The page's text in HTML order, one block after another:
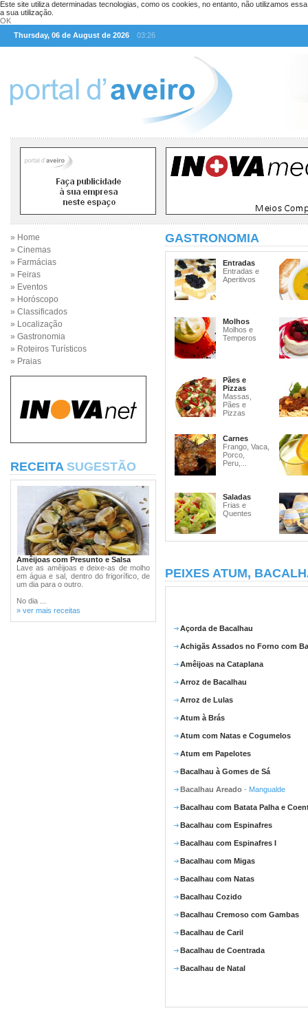
Este site utiliza determinadas tecnologias, como os cookies, no entanto, não utilizamos
a sua utilização.
OK
Thursday, 06 de August de 2026
03:26
» Home
» Cinemas
» Farmácias
» Feiras
» Eventos
» Horóscopo
» Classificados
» Localização
» Gastronomia
» Roteiros Turísticos
» Praias
RECEITA SUGESTÃO
Amêijoas com Presunto e Salsa
Lave as amêijoas e deixe-as de molho
em água e sal, dentro do frigorífico, de
um dia para o outro.
No dia ...
» ver mais receitas
GASTRONOMIA
Entradas
Entradas e
Aperitivos
Molhos
Molhos e
Temperos
Pães e
Pizzas
Massas,
Pães e
Pizzas
Carnes
Frango, Vaca,
Porco,
Peru,...
Saladas
Frias e
Quentes
PEIXES ATUM,
Açorda de Bacalhau
Achigãs Assados no Forno com
Amêijoas na Cataplana
Arroz de Bacalhau
Arroz de Lulas
Atum à Brás
Atum com Natas e Cogumelos
Atum em Papelotes
Bacalhau à Gomes de Sá
Bacalhau Areado - Mangualde
Bacalhau com Batata Palha e
Bacalhau com Espinafres
Bacalhau com Espinafres I
Bacalhau com Migas
Bacalhau com Natas
Bacalhau Cozido
Bacalhau Cremoso com Gambas
Bacalhau de Caril
Bacalhau de Coentrada
Bacalhau de Natal